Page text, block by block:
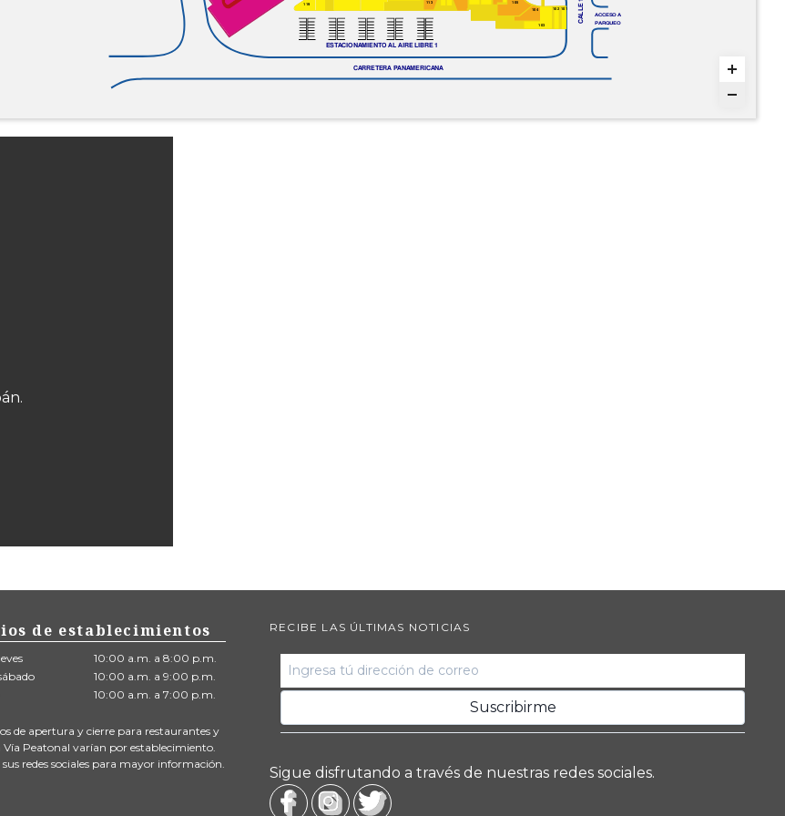
103
119
113 105
104 102 101 CALLE 1
CARRETERA PANAMERICANA
ESTACIONAMIENTO AL AIRE LIBRE 1
ACCESO A
PARQUEO
de establecimientos
10:00 a.m. a 8:00 p.m.
10:00 a.m. a 9:00 p.m.
10:00 a.m. a 7:00 p.m.
de apertura y cierre para restaurantes y
Vía Peatonal varían por establecimiento.
redes sociales para mayor información.
RECIBE LAS ÚLTIMAS NOTICIAS
Sigue disfrutando a través de nuestras redes sociales.